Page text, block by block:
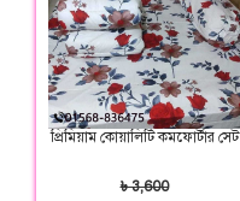
প্রিমিয়াম কোয়ালিটি কমফোর্টার সেট
৳ 3,600